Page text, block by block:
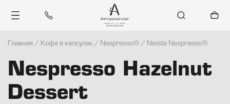
Каталог
Санкт-Петербург
Главная / Кофе в капсулах / Nespresso® / Nestle Nespresso®
Nespresso Hazelnut
Dessert